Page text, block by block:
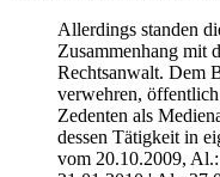
Allerdings standen
Zusammenhang mit
Rechtsanwalt. Dem
verwehren,
Zedenten als
dessen Tätigkeit in
vom 20.10.2009,